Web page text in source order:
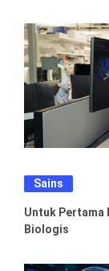
Sains
Untuk Pertama
Biologis